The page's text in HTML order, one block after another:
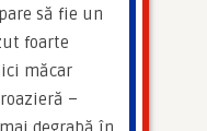
să fie un
foarte
măcar
–